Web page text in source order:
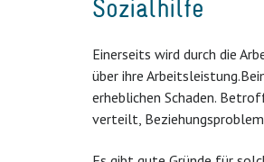
Sozialhilfe
Einerseits wird durch die
über ihre Arbeitsleistung.
erheblichen Schaden.
verteilt,